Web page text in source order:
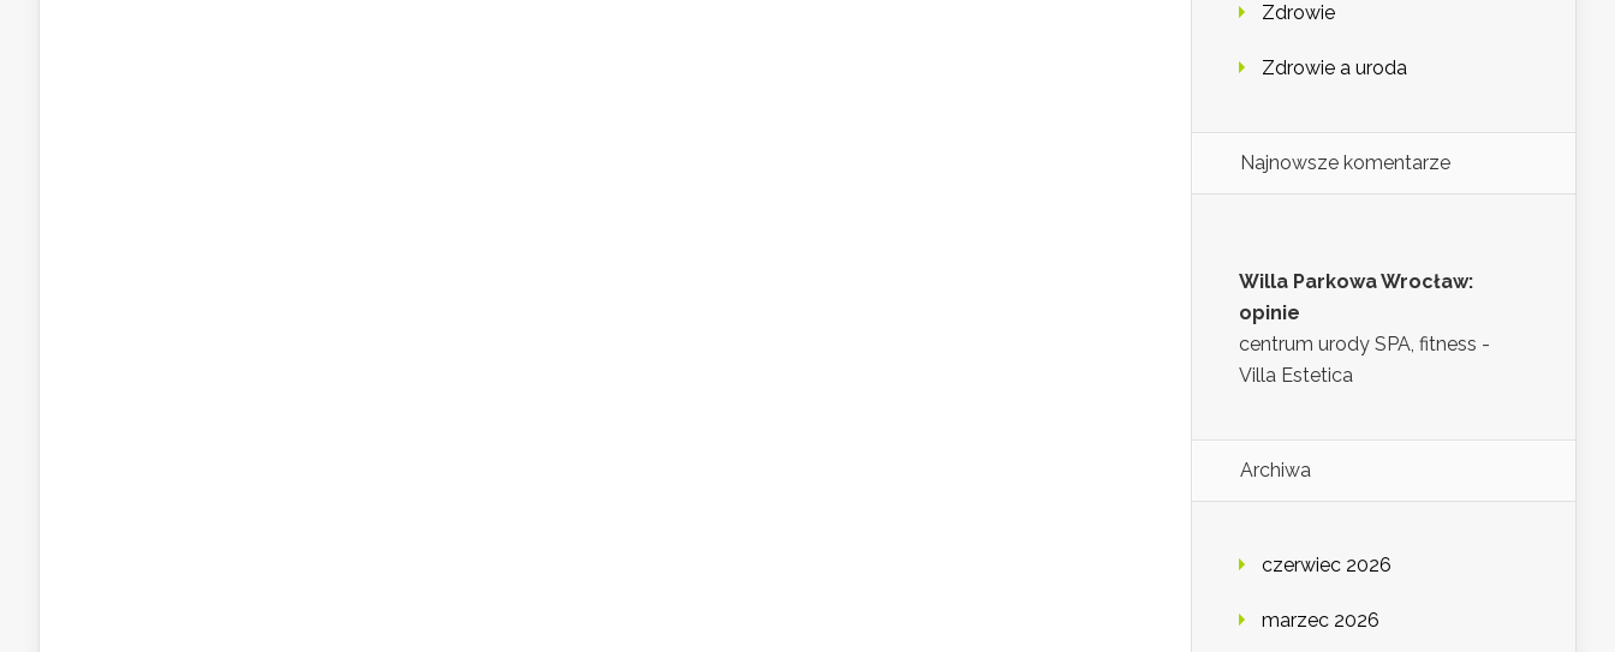
Zdrowie
Zdrowie a uroda
Najnowsze komentarze
Willa Parkowa Wrocław:
opinie
centrum urody SPA, fitness -
Villa Estetica
Archiwa
czerwiec 2026
marzec 2026